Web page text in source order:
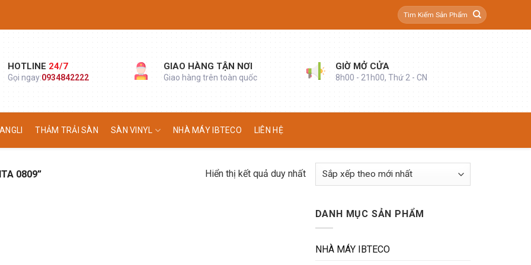
Tìm
kiếm:
HOTLINE24/7
Gọi ngay:0934842222
GIAO HÀNG TẬN NƠI
Giao hàng trên toàn quốc
GIỜ MỞ CỬA
8h00 - 21h00, Thứ 2 - CN
THẢM TRẢI SÀN SÀN VINYL NHÀ MÁY IBTECO LIÊN HỆ
0809” Hiển thị kết quả duy nhất
DANH MỤC SẢN PHẨM
NHÀ MÁY IBTECO